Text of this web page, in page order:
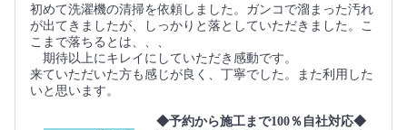
初めて洗濯機の清掃を依頼しました。ガンコで溜まった汚れ
が出てきましたが、しっかりと落としていただきました。こ
こまで落ちるとは、、、
期待以上にキレイにしていただき感動です。
来ていただいた方も感じが良く、丁寧でした。また利用した
いと思います。
◆予約から施工まで100％自社対応◆